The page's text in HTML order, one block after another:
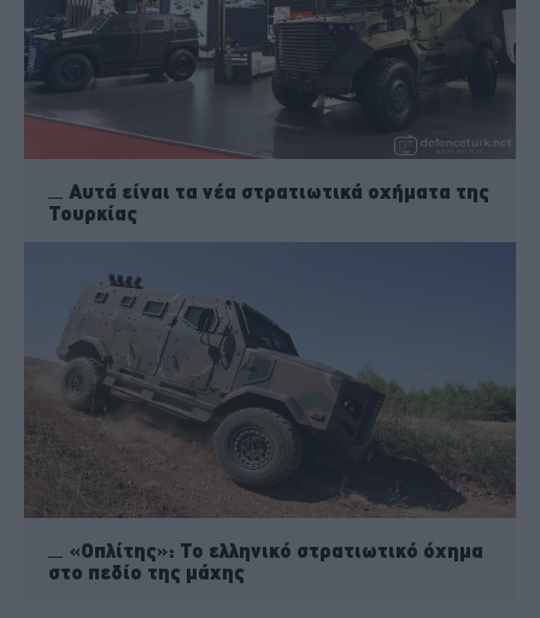
Αυτά είναι τα νέα στρατιωτικά οχήματα της
Τουρκίας
«Οπλίτης»: Το ελληνικό στρατιωτικό όχημα
στο πεδίο της μάχης